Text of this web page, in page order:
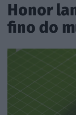
Honor
fino do